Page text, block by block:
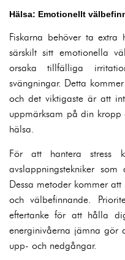
Hälsa: Emotionellt
Fiskarna behöver ta
särskilt sitt emotionella
orsaka tillfälliga
svängningar. Detta
och det viktigaste är att
uppmärksam på din kropp
hälsa.
För att hantera stress
avslappningstekniker
Dessa metoder kommer
och välbefinnande.
eftertanke för att hålla
energinivåerna jämna gör
upp- och nedgångar.